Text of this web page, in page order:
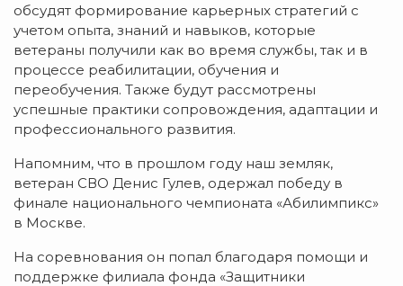
обсудят формирование карьерных стратегий с
учетом опыта, знаний и навыков, которые
ветераны получили как во время службы, так и в
процессе реабилитации, обучения и
переобучения. Также будут рассмотрены
успешные практики сопровождения, адаптации и
профессионального развития.
Напомним, что в прошлом году наш земляк,
ветеран СВО Денис Гулев, одержал победу в
финале национального чемпионата «Абилимпикс»
в Москве.
На соревнования он попал благодаря помощи и
поддержке филиала фонда «Защитники